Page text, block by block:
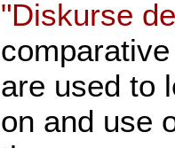
"Diskurse
are used to
on and use